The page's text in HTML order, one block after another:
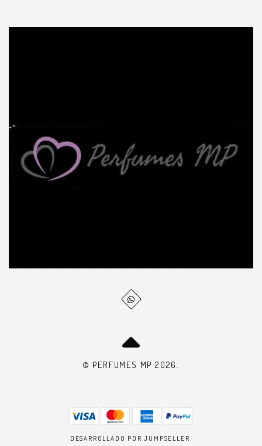
© PERFUMES MP 2026.
DESARROLLADO POR JUMPSELLER